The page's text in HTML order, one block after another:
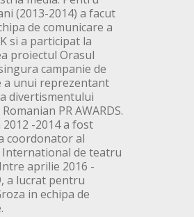
(2013-2014) a facut
de comunicare a
si a participat la
proiectul Orasul
campanie de
a unui reprezentant
divertismentului
PR AWARDS.
-2014 a fost
coordonator al
International de teatru
aprilie 2016 -
a lucrat pentru
in echipa de